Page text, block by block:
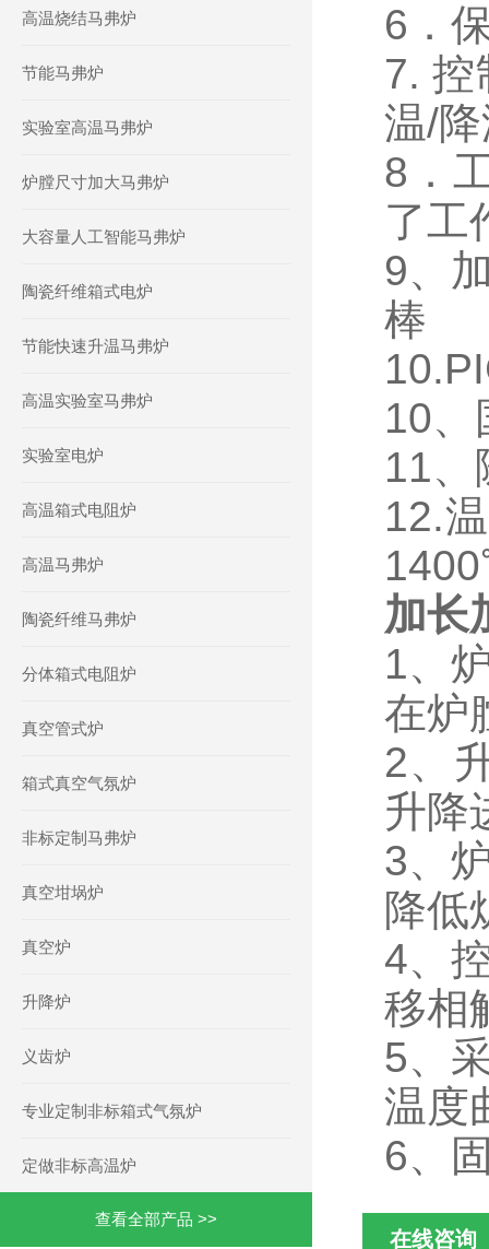
高温烧结马弗炉
节能马弗炉
实验室高温马弗炉
炉膛尺寸加大马弗炉
大容量人工智能马弗炉
陶瓷纤维箱式电炉
节能快速升温马弗炉
高温实验室马弗炉
实验室电炉
高温箱式电阻炉
高温马弗炉
陶瓷纤维马弗炉
分体箱式电阻炉
真空管式炉
箱式真空气氛炉
非标定制马弗炉
真空坩埚炉
真空炉
升降炉
义齿炉
专业定制非标箱式气氛炉
定做非标高温炉
查看全部产品 >>
6．
7. 控
温/
8．
了工
9、
棒
10、
11、
12.
加长
1、
在炉
2、
升降
3、
降低
4、
移相
5、
温度
6、
在线咨询